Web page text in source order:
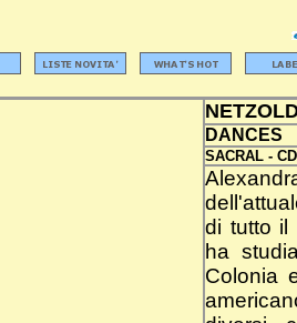
DANCES
SACRAL -
di tutto il
ha
Colonia